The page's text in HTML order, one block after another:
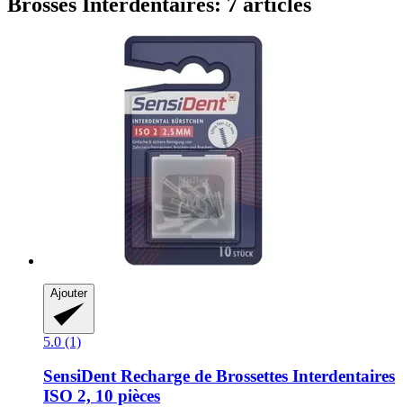
Ajouter
5.0 (1)
SensiDentRecharge de Brossettes Interdentaires
ISO 2, 10 pièces